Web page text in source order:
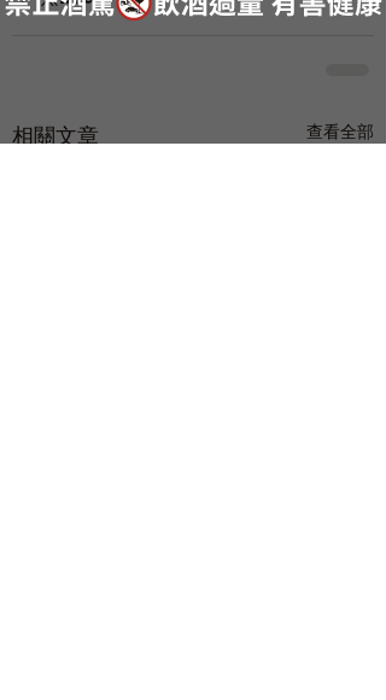
相關文章 查看全部